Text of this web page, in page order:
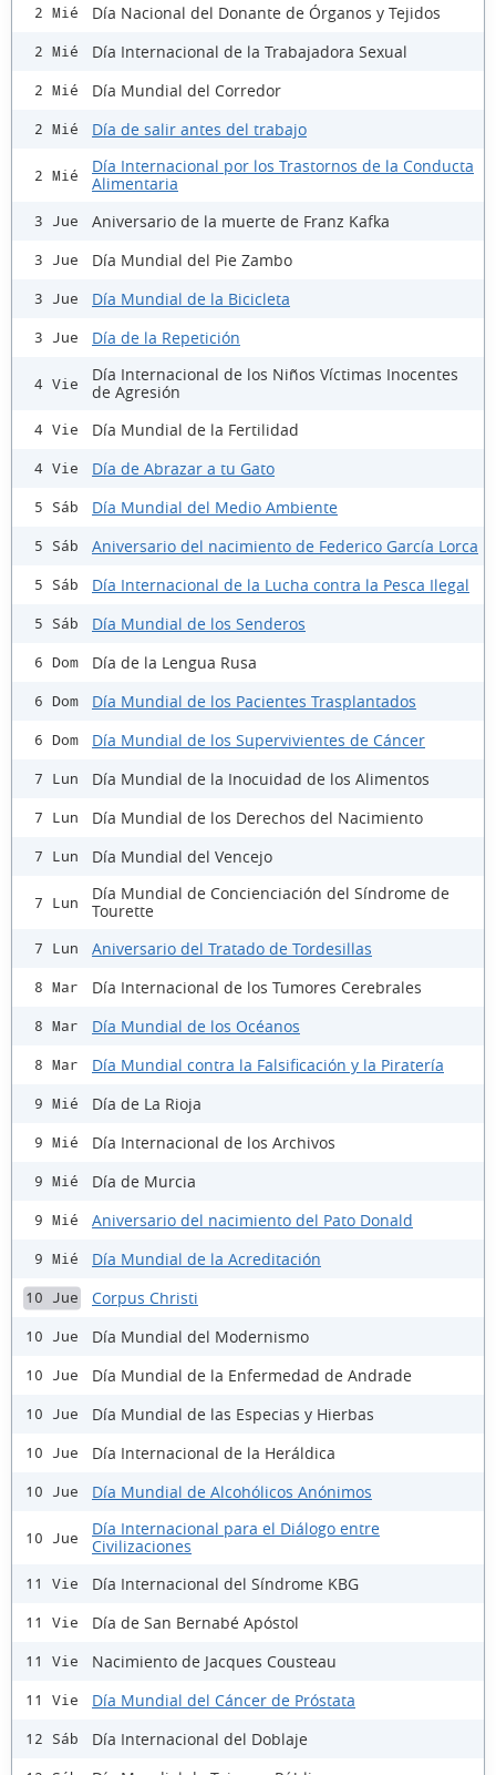
2 Mié Día Nacional del Donante de Órganos y Tejidos
2 Mié Día Internacional de la Trabajadora Sexual
2 Mié Día Mundial del Corredor
2 Mié Día de salir antes del trabajo
2 Mié
Día Internacional por los Trastornos de la Conducta
Alimentaria
3 Jue Aniversario de la muerte de Franz Kafka
3 Jue Día Mundial del Pie Zambo
3 Jue Día Mundial de la Bicicleta
3 Jue Día de la Repetición
4 Vie
Día Internacional de los Niños Víctimas Inocentes
de Agresión
4 Vie Día Mundial de la Fertilidad
4 Vie Día de Abrazar a tu Gato
5 Sáb Día Mundial del Medio Ambiente
5 Sáb Aniversario del nacimiento de Federico García Lorca
5 Sáb Día Internacional de la Lucha contra la Pesca Ilegal
5 Sáb Día Mundial de los Senderos
6 Dom Día de la Lengua Rusa
6 Dom Día Mundial de los Pacientes Trasplantados
6 Dom Día Mundial de los Supervivientes de Cáncer
7 Lun Día Mundial de la Inocuidad de los Alimentos
7 Lun Día Mundial de los Derechos del Nacimiento
7 Lun Día Mundial del Vencejo
7 Lun
Día Mundial de Concienciación del Síndrome de
Tourette
7 Lun Aniversario del Tratado de Tordesillas
8 Mar Día Internacional de los Tumores Cerebrales
8 Mar Día Mundial de los Océanos
8 Mar Día Mundial contra la Falsificación y la Piratería
9 Mié Día de La Rioja
9 Mié Día Internacional de los Archivos
9 Mié Día de Murcia
9 Mié Aniversario del nacimiento del Pato Donald
9 Mié Día Mundial de la Acreditación
10 Jue Corpus Christi
10 Jue Día Mundial del Modernismo
10 Jue Día Mundial de la Enfermedad de Andrade
10 Jue Día Mundial de las Especias y Hierbas
10 Jue Día Internacional de la Heráldica
10 Jue Día Mundial de Alcohólicos Anónimos
10 Jue
Día Internacional para el Diálogo entre
Civilizaciones
11 Vie Día Internacional del Síndrome KBG
11 Vie Día de San Bernabé Apóstol
11 Vie Nacimiento de Jacques Cousteau
11 Vie Día Mundial del Cáncer de Próstata
12 Sáb Día Internacional del Doblaje